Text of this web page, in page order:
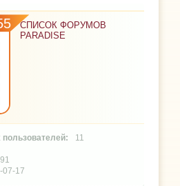
СПИСОК ФОРУМОВ
PARADISE
11
07-17